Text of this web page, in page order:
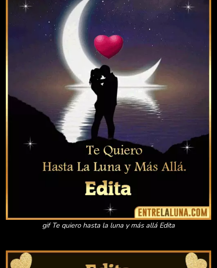
gif Te quiero hasta la luna y más allá Edita